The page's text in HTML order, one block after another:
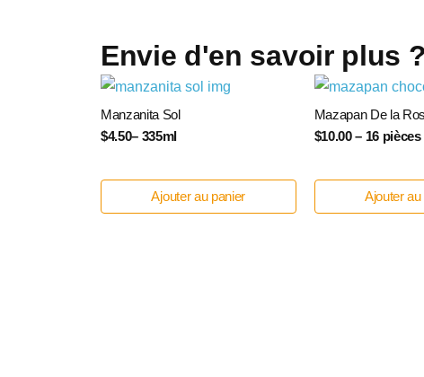
Envie d'en savoir plus ?
Manzanita Sol
$4.50– 335ml
Ajouter au panier
Mazapan De la
$10.00 – 16 pièces
Ajouter